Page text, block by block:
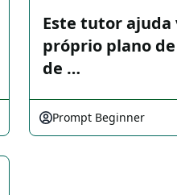
Este tutor ajuda
próprio plano
de …
Prompt Beginner